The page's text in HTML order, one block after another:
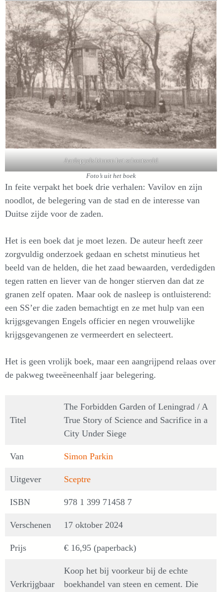
Aardappels binnen het schootsveld
Foto’s uit het boek
In feite verpakt het boek drie verhalen: Vavilov en zijn
noodlot, de belegering van de stad en de interesse van
Duitse zijde voor de zaden.
Het is een boek dat je moet lezen. De auteur heeft zeer
zorgvuldig onderzoek gedaan en schetst minutieus het
beeld van de helden, die het zaad bewaarden, verdedigden
tegen ratten en liever van de honger stierven dan dat ze
granen zelf opaten. Maar ook de nasleep is ontluisterend:
een SS’er die zaden bemachtigt en ze met hulp van een
krijgsgevangen Engels officier en negen vrouwelijke
krijgsgevangenen ze vermeerdert en selecteert.
Het is geen vrolijk boek, maar een aangrijpend relaas over
de pakweg tweeëneenhalf jaar belegering.
Titel
The Forbidden Garden of Leningrad / A
True Story of Science and Sacrifice in a
City Under Siege
Van Simon Parkin
Uitgever Sceptre
ISBN 978 1 399 71458 7
Verschenen 17 oktober 2024
Prijs € 16,95 (paperback)
Verkrijgbaar
Koop het bij voorkeur bij de echte
boekhandel van steen en cement. Die